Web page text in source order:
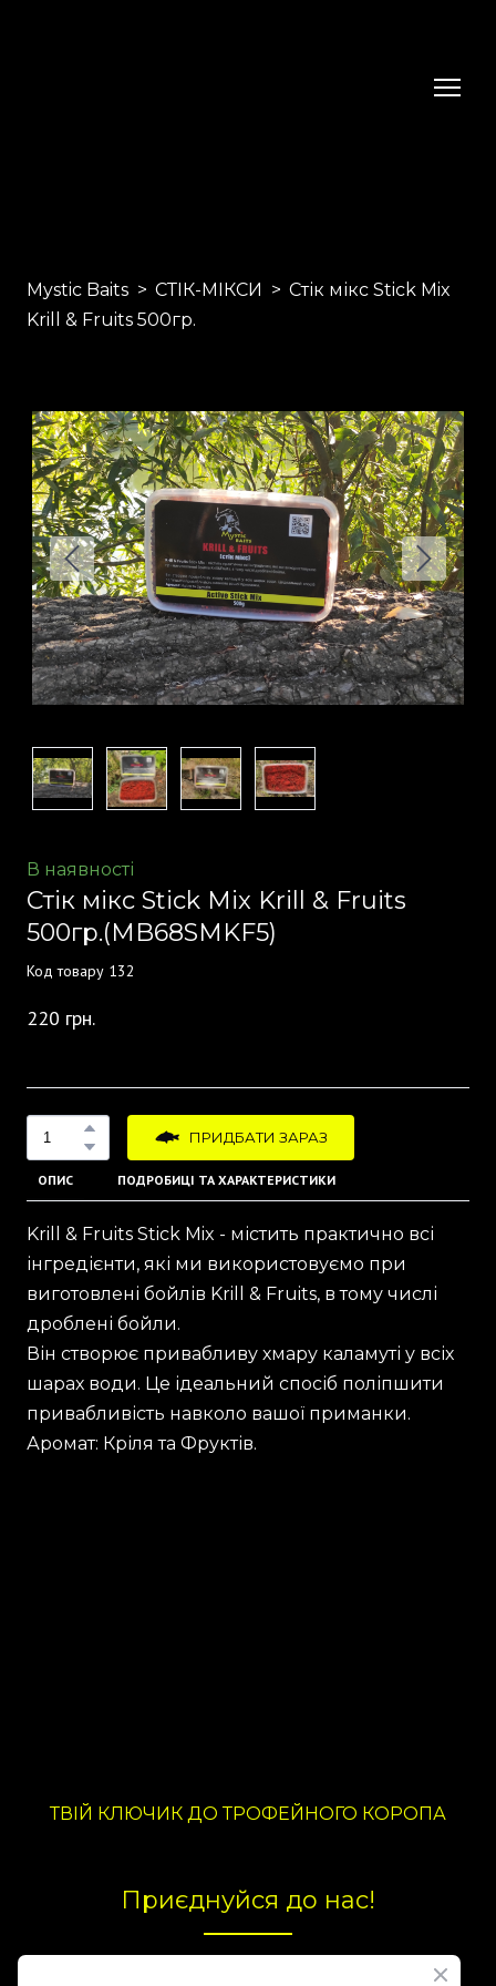
Mystic Baits СТІК-МІКСИ
Стік мікс Stick Mix
Krill & Fruits 500гр.
В наявності
Стік мікс Stick Mix Krill & Fruits
500гр.(MB68SMKF5)
Код товару 132
220 грн.
ПРИДБАТИ ЗАРАЗ
ОПИС ПОДРОБИЦІ ТА ХАРАКТЕРИСТИКИ
Krill & Fruits Stick Mix - містить практично всі
інгредієнти, які ми використовуємо при
виготовлені бойлів Krill & Fruits, в тому числі
дроблені бойли.
Він створює привабливу хмару каламуті у всіх
шарах води. Це ідеальний спосіб поліпшити
привабливість навколо вашої приманки.
Аромат: Кріля та Фруктів.
ТВІЙ КЛЮЧИК ДО ТРОФЕЙНОГО КОРОПА
Приєднуйся до нас!